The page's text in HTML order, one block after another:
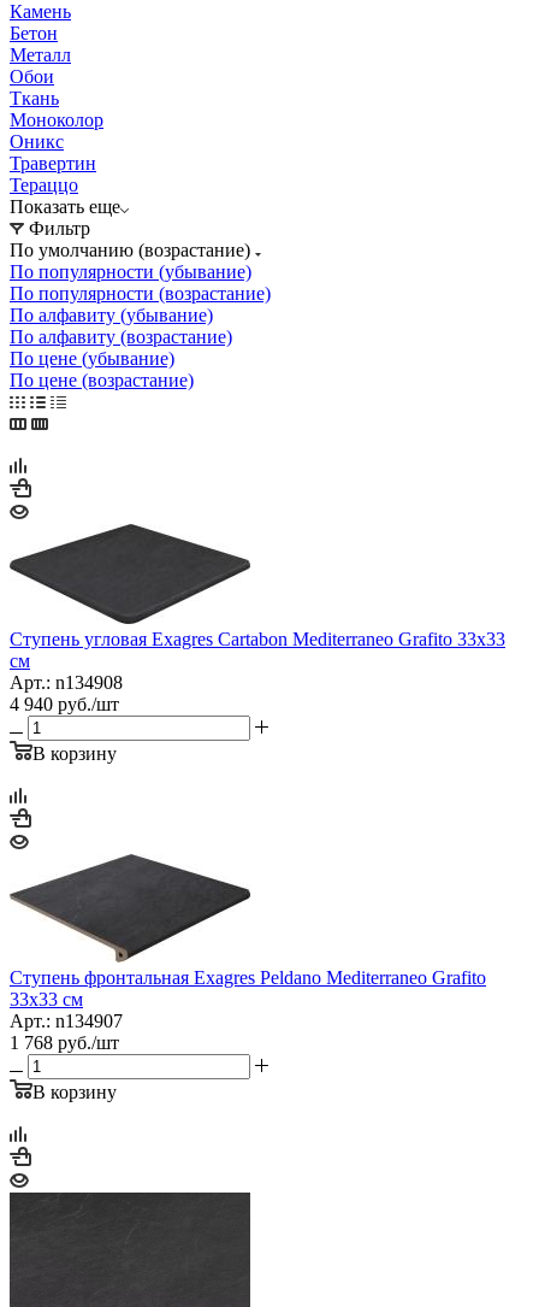
Камень
Бетон
Металл
Обои
Ткань
Моноколор
Оникс
Травертин
Тераццо
Показать еще
Фильтр
По умолчанию (возрастание)
По популярности (убывание)
По популярности (возрастание)
По алфавиту (убывание)
По алфавиту (возрастание)
По цене (убывание)
По цене (возрастание)
Ступень угловая Exagres Cartabon Mediterraneo Grafito 33x33
см
Арт.: n134908
4 940 руб./шт
В корзину
Ступень фронтальная Exagres Peldano Mediterraneo Grafito
33x33 см
Арт.: n134907
1 768 руб./шт
В корзину